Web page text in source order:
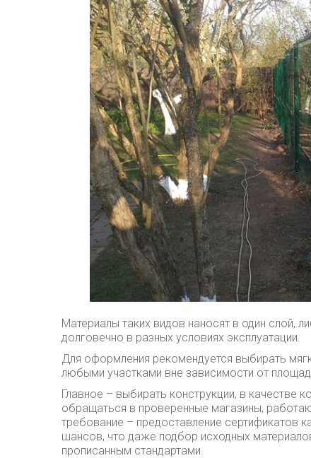
Материалы таких видов наносят в один слой,
долговечно в разных условиях эксплуатации.
Для оформления рекомендуется выбирать
любыми участками вне зависимости от
Главное – выбирать конструкции, в качестве
обращаться в проверенные магазины,
требование – предоставление сертификатов
шансов, что даже подбор исходных
прописанным стандартами.